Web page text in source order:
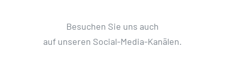
Besuchen Sie uns auch
auf unseren Social-Media-Kanälen.